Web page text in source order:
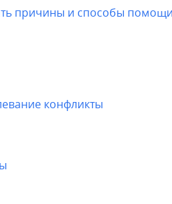
причины и способы помощи
конфликты